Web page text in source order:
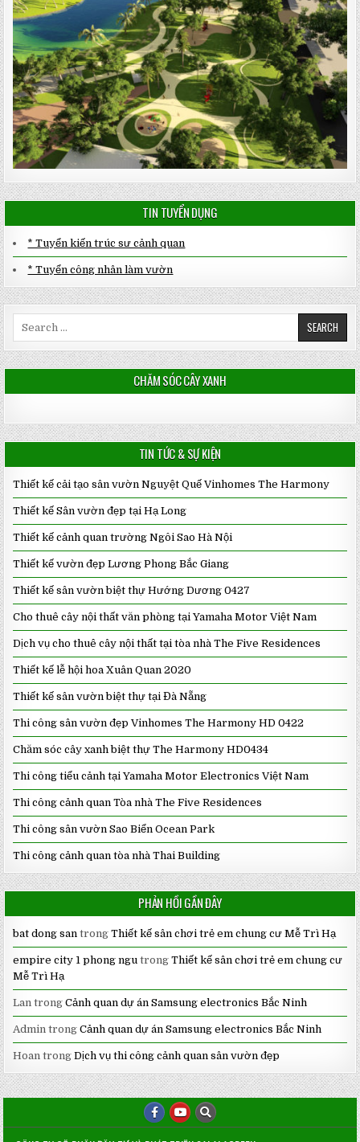
TIN TUYỂN DỤNG
* Tuyển kiến trúc sư cảnh quan
* Tuyển công nhân làm vườn
CHĂM SÓC CÂY XANH
TIN TỨC & SỰ KIỆN
Thiết kế cải tạo sân vườn Nguyệt Quế Vinhomes The Harmony
Thiết kế Sân vườn đẹp tại Hạ Long
Thiết kế cảnh quan trường Ngôi Sao Hà Nội
Thiết kế vườn đẹp Lương Phong Bắc Giang
Thiết kế sân vườn biệt thự Hướng Dương 0427
Cho thuê cây nội thất văn phòng tại Yamaha Motor Việt Nam
Dịch vụ cho thuê cây nội thất tại tòa nhà The Five Residences
Thiết kế lễ hội hoa Xuân Quan 2020
Thiết kế sân vườn biệt thự tại Đà Nẵng
Thi công sân vườn đẹp Vinhomes The Harmony HD 0422
Chăm sóc cây xanh biệt thự The Harmony HD0434
Thi công tiểu cảnh tại Yamaha Motor Electronics Việt Nam
Thi công cảnh quan Tòa nhà The Five Residences
Thi công sân vườn Sao Biển Ocean Park
Thi công cảnh quan tòa nhà Thai Building
PHẢN HỒI GẦN ĐÂY
bat dong san trongThiết kế sân chơi trẻ em chung cư Mễ Trì Hạ
empire city 1 phong ngu trongThiết kế sân chơi trẻ em chung cư
Mễ Trì Hạ
Lan trongCảnh quan dự án Samsung electronics Bắc Ninh
Admin trongCảnh quan dự án Samsung electronics Bắc Ninh
Hoan trongDịch vụ thi công cảnh quan sân vườn đẹp